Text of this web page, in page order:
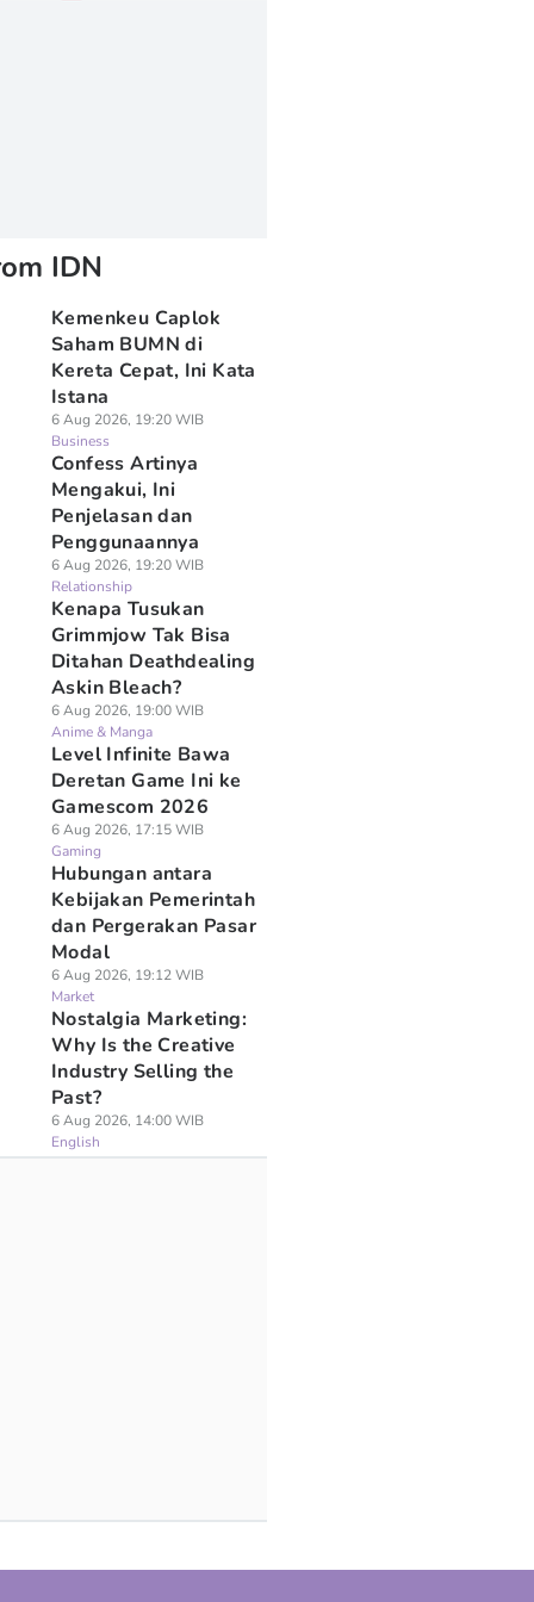
IDN
Kemenkeu Caplok
Saham BUMN di
Kereta Cepat, Ini Kata
Istana
6 Aug 2026, 19:20 WIB
Business
Confess Artinya
Mengakui, Ini
Penjelasan dan
Penggunaannya
6 Aug 2026, 19:20 WIB
Relationship
Kenapa Tusukan
Grimmjow Tak Bisa
Ditahan Deathdealing
Askin Bleach?
6 Aug 2026, 19:00 WIB
Anime & Manga
Level Infinite Bawa
Deretan Game Ini ke
Gamescom 2026
6 Aug 2026, 17:15 WIB
Gaming
Hubungan antara
Kebijakan Pemerintah
dan Pergerakan Pasar
Modal
6 Aug 2026, 19:12 WIB
Market
Nostalgia Marketing:
Why Is the Creative
Industry Selling the
Past?
6 Aug 2026, 14:00 WIB
English